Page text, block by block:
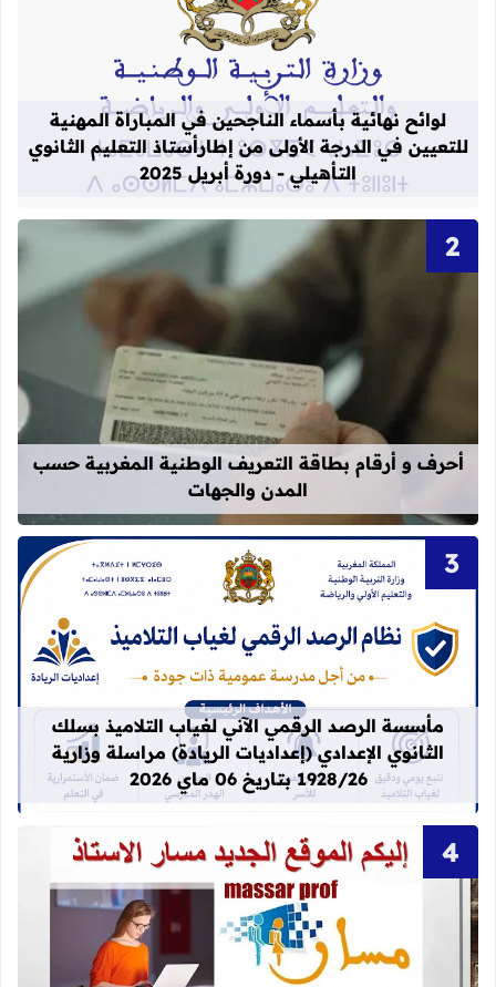
قراءة المزيد عن لوائح نهائية بأسماء
لوائح نهائية بأسماء الناجحين في المباراة المهنية
للتعيين في الدرجة الأولى من إطارأستاذ التعليم الثانوي
التأهيلي - دورة أبريل 2025
قراءة المزيد عن أحرف و أرقام
أحرف و أرقام بطاقة التعريف الوطنية المغربية حسب
المدن والجهات
قراءة المزيد عن مأسسة الرصد الرقمي الآني
مأسسة الرصد الرقمي الآني لغياب التلاميذ بسلك
الثانوي الإعدادي (إعداديات الريادة) مراسلة وزارية
1928/26 بتاريخ 06 ماي 2026
قراءة المزيد عن idprovider men gov ma massar men gov ma العنوان الجديد لموقع مسار